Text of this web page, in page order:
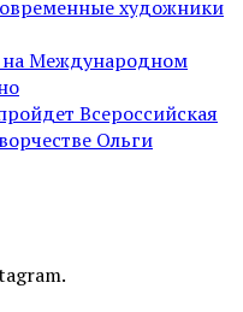
художники
на Международном
Всероссийская
Ольги